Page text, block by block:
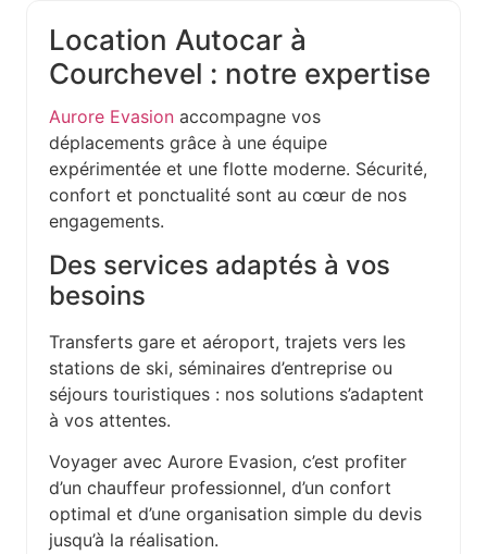
Location Autocar à
Courchevel : notre expertise
Aurore Evasion accompagne vos
déplacements grâce à une équipe
expérimentée et une flotte moderne. Sécurité,
confort et ponctualité sont au cœur de nos
engagements.
Des services adaptés à vos
besoins
Transferts gare et aéroport, trajets vers les
stations de ski, séminaires d’entreprise ou
séjours touristiques : nos solutions s’adaptent
à vos attentes.
Voyager avec Aurore Evasion, c’est profiter
d’un chauffeur professionnel, d’un confort
optimal et d’une organisation simple du devis
jusqu’à la réalisation.